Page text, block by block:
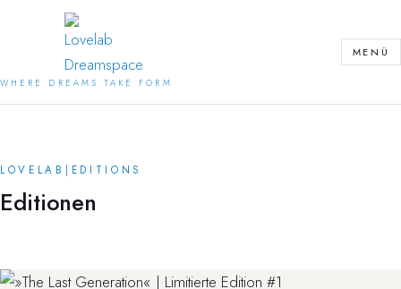
WHERE DREAMS TAKE FORM
MENÜ
LOVELAB EDITIONS
Editionen